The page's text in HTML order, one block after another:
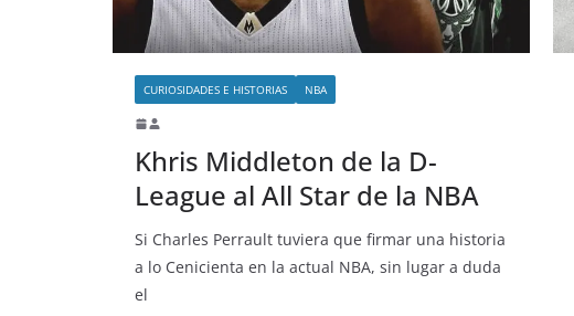
CURIOSIDADES E HISTORIAS NBA
Khris Middleton de la D-
League al All Star de la NBA
Si Charles Perrault tuviera que firmar una historia
a lo Cenicienta en la actual NBA, sin lugar a duda
el